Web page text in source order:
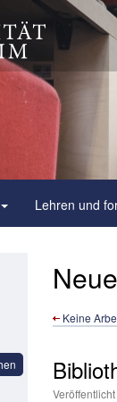
Lehren und
Keine